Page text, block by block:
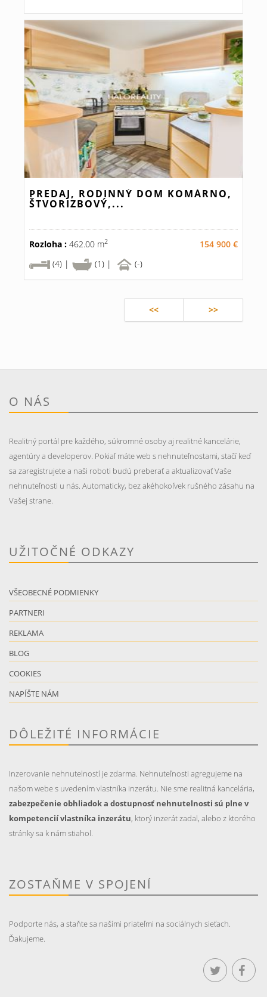
PREDAJ, RODINNÝ DOM KOMÁRNO,
ŠTVORIZBOVÝ,...
Rozloha : 462.00 m2
154 900 €
(4) |
(1) | (-)
<< >>
O NÁS
Realitný portál pre každého, súkromné osoby aj realitné kancelárie,
agentúry a developerov. Pokiaľ máte web s nehnuteľnostami, stačí keď
sa zaregistrujete a naši roboti budú preberať a aktualizovať Vaše
nehnuteľnosti u nás. Automaticky, bez akéhokoľvek rušného zásahu na
Vašej strane.
UŽITOČNÉ ODKAZY
VŠEOBECNÉ PODMIENKY
PARTNERI
REKLAMA
BLOG
COOKIES
NAPÍŠTE NÁM
DÔLEŽITÉ INFORMÁCIE
Inzerovanie nehnutelností je zdarma. Nehnuteľnosti agregujeme na
našom webe s uvedením vlastníka inzerátu. Nie sme realitná kancelária,
zabezpečenie obhliadok a dostupnosť nehnutelnosti sú plne v
kompetencií vlastníka inzerátu, ktorý inzerát zadal, alebo z ktorého
stránky sa k nám stiahol.
ZOSTAŇME V SPOJENÍ
Podporte nás, a staňte sa našími priateľmi na sociálnych sieťach.
Ďakujeme.